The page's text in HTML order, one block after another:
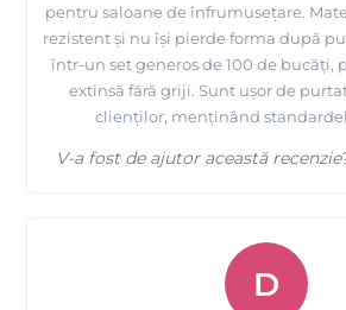
pentru saloane de înfrumusețare.
rezistent și nu își pierde forma după
într-un set generos de 100 de bucăți,
extinsă fără griji. Sunt ușor de
clienților, menținând
V-a fost de ajutor această
D